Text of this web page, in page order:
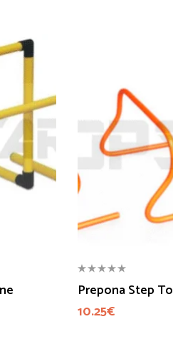
Prepona Step
10.25€